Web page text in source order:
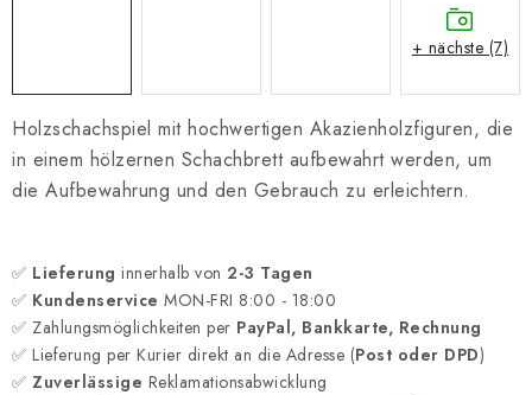
Holzschachspiel mit hochwertigen Akazienholzfiguren, die
in einem hölzernen Schachbrett aufbewahrt werden, um
die Aufbewahrung und den Gebrauch zu erleichtern.
✅ Lieferung innerhalb von 2-3 Tagen
✅ Kundenservice MON-FRI 8:00 - 18:00
✅ Zahlungsmöglichkeiten per PayPal, Bankkarte, Rechnung
✅ Lieferung per Kurier direkt an die Adresse (Post oder DPD)
✅ Zuverlässige Reklamationsabwicklung
+ nächste (7)